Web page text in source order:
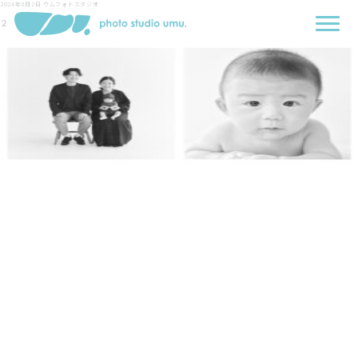
2024年8月2日 ウムフォトスタジオ
２